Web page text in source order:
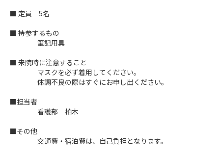
■ 定員 5名
■ 持参するもの
筆記用具
■ 来院時に注意すること
マスクを必ず着用してください。
体調不良の際はすぐにお申し出ください。
■担当者
看護部 柏木
■その他
交通費・宿泊費は、自己負担となります。